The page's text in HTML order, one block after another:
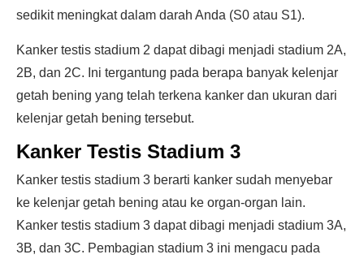
sedikit meningkat dalam darah Anda (S0 atau S1).
Kanker testis stadium 2 dapat dibagi menjadi stadium 2A,
2B, dan 2C. Ini tergantung pada berapa banyak kelenjar
getah bening yang telah terkena kanker dan ukuran dari
kelenjar getah bening tersebut.
Kanker Testis Stadium 3
Kanker testis stadium 3 berarti kanker sudah menyebar
ke kelenjar getah bening atau ke organ-organ lain.
Kanker testis stadium 3 dapat dibagi menjadi stadium 3A,
3B, dan 3C. Pembagian stadium 3 ini mengacu pada